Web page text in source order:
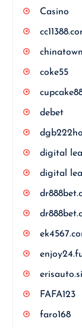
Casino
coke55
debet
digital
digital
FAFA123
faro168